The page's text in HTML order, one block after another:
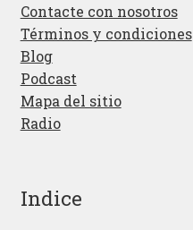
Contacte con nosotros
Términos y condiciones
Blog
Podcast
Mapa del sitio
Radio
Indice